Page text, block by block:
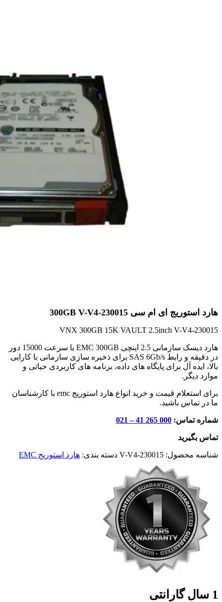
هارد استوریج ای ام سی 300GB V-V4-230015
VNX 300GB 15K VAULT 2.5inch V-V4-230015
هارد دیسک سازمانی 2.5 اینچی EMC 300GB با سرعت 15000 دور
در دقیقه و رابط SAS 6Gb/s برای ذخیره سازی سازمانی با کارایی
بالا، ایده آل برای پایگاه های داده، برنامه های کاربردی حیاتی و
موارد دیگر.
برای استعلام قیمت و خرید انواع هارد استوریج emc با کارشناسان
ما در تماس باشید.
شماره تماس: 000 265 41 – 021
تماس بگیرید
شناسه محصول: V-V4-230015 دسته بندی: هارد استوریج EMC
1 سال گارانتی